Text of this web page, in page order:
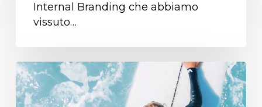
Internal Branding che abbiamo
vissuto…
Il
ruolo
del